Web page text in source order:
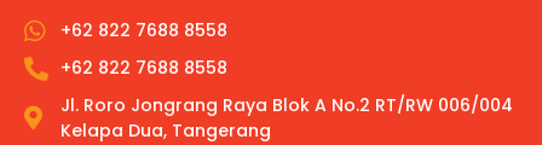
+62 822 7688 8558
+62 822 7688 8558
Jl. Roro Jongrang Raya Blok A No.2 RT/RW 006/004
Kelapa Dua, Tangerang